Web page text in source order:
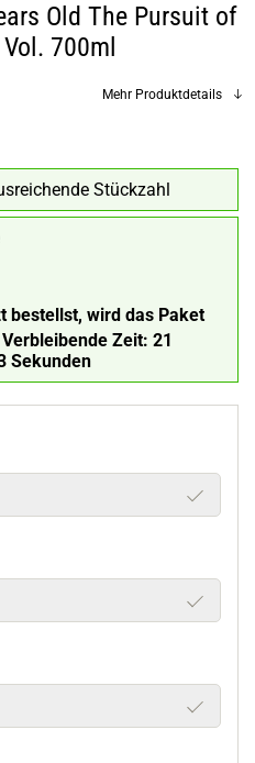
Old The Pursuit of
700ml
Mehr Produktdetails
Stückzahl
bestellst, wird das Paket
Verbleibende Zeit: 21
Sekunden